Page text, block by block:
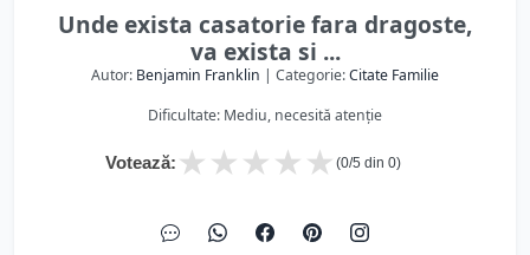
Unde exista casatorie fara dragoste,
va exista si ...
Autor: Benjamin Franklin | Categorie:Citate Familie
Dificultate: Mediu, necesită atenție
Votează: ★
★
★
★
★ (0/5 din 0)